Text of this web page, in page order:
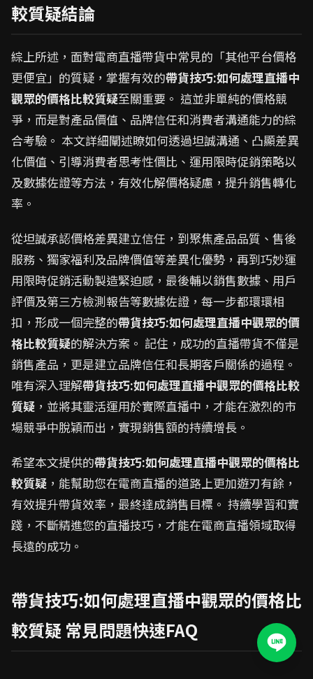
較質疑結論
綜上所述，面對電商直播帶貨中常見的「其他平台價格
更便宜」的質疑，掌握有效的帶貨技巧:如何處理直播中
觀眾的價格比較質疑至關重要。 這並非單純的價格競
爭，而是對產品價值、品牌信任和消費者溝通能力的綜
合考驗。 本文詳細闡述瞭如何透過坦誠溝通、凸顯差異
化價值、引導消費者思考性價比、運用限時促銷策略以
及數據佐證等方法，有效化解價格疑慮，提升銷售轉化
率。
從坦誠承認價格差異建立信任，到聚焦產品品質、售後
服務、獨家福利及品牌價值等差異化優勢，再到巧妙運
用限時促銷活動製造緊迫感，最後輔以銷售數據、用戶
評價及第三方檢測報告等數據佐證，每一步都環環相
扣，形成一個完整的帶貨技巧:如何處理直播中觀眾的價
格比較質疑的解決方案。 記住，成功的直播帶貨不僅是
銷售產品，更是建立品牌信任和長期客戶關係的過程。
唯有深入理解帶貨技巧:如何處理直播中觀眾的價格比較
質疑 ，並將其靈活運用於實際直播中，才能在激烈的市
場競爭中脫穎而出，實現銷售額的持續增長。
希望本文提供的帶貨技巧:如何處理直播中觀眾的價格比
較質疑 ，能幫助您在電商直播的道路上更加遊刃有餘，
有效提升帶貨效率，最終達成銷售目標。 持續學習和實
踐，不斷精進您的直播技巧，才能在電商直播領域取得
長遠的成功。
帶貨技巧:如何處理直播中觀眾的價格比
較質疑 常見問題快速FAQ